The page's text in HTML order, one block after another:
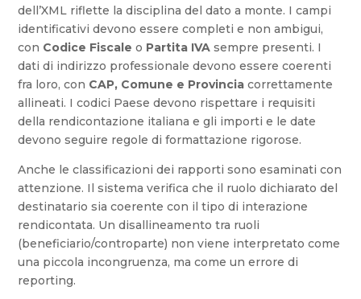
dell’XML riflette la disciplina del dato a monte. I campi
identificativi devono essere completi e non ambigui,
con Codice Fiscale o Partita IVA sempre presenti. I
dati di indirizzo professionale devono essere coerenti
fra loro, con CAP, Comune e Provincia correttamente
allineati. I codici Paese devono rispettare i requisiti
della rendicontazione italiana e gli importi e le date
devono seguire regole di formattazione rigorose.
Anche le classificazioni dei rapporti sono esaminati con
attenzione. Il sistema verifica che il ruolo dichiarato del
destinatario sia coerente con il tipo di interazione
rendicontata. Un disallineamento tra ruoli
(beneficiario/controparte) non viene interpretato come
una piccola incongruenza, ma come un errore di
reporting.